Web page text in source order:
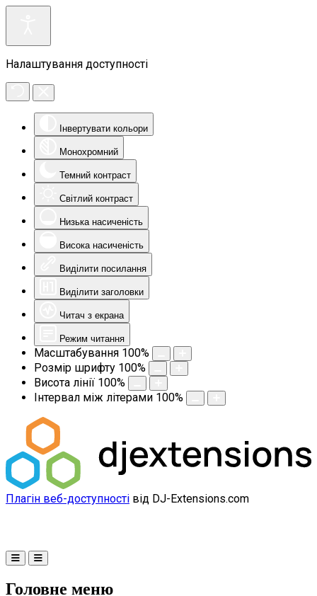
Налаштування доступності
Інвертувати кольори
Монохромний
Темний контраст
Світлий контраст
Низька насиченість
Висока насиченість
Виділити посилання
Виділити заголовки
Читач з екрана
Режим читання
Масштабування 100%
Розмір шрифту 100%
Висота лінії 100%
Інтервал між літерами 100%
Плагін веб-доступності від DJ-Extensions.com
Головне меню